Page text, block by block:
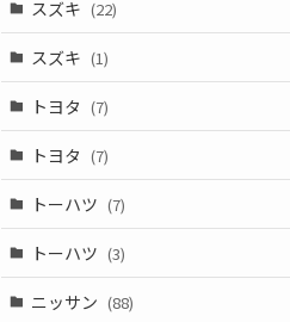
スズキ (22)
スズキ (1)
トヨタ (7)
トヨタ (7)
トーハツ (7)
トーハツ (3)
ニッサン (88)